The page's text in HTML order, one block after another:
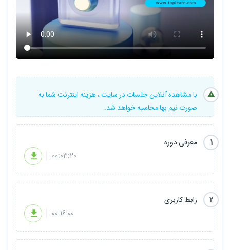
با مشاهده آنلاین جلسات در سایت ، هزینه اینترنت شما به
صورت نیم بها محاسبه خواهد شد.
1
معرفی دوره
00:03:20
2
رابط کاربری
00:16:00